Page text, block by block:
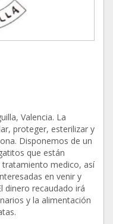
Valencia. La
proteger, esterilizar y
Disponemos de un
que están
tratamiento medico, así
en venir y
dinero recaudado irá
y la alimentación